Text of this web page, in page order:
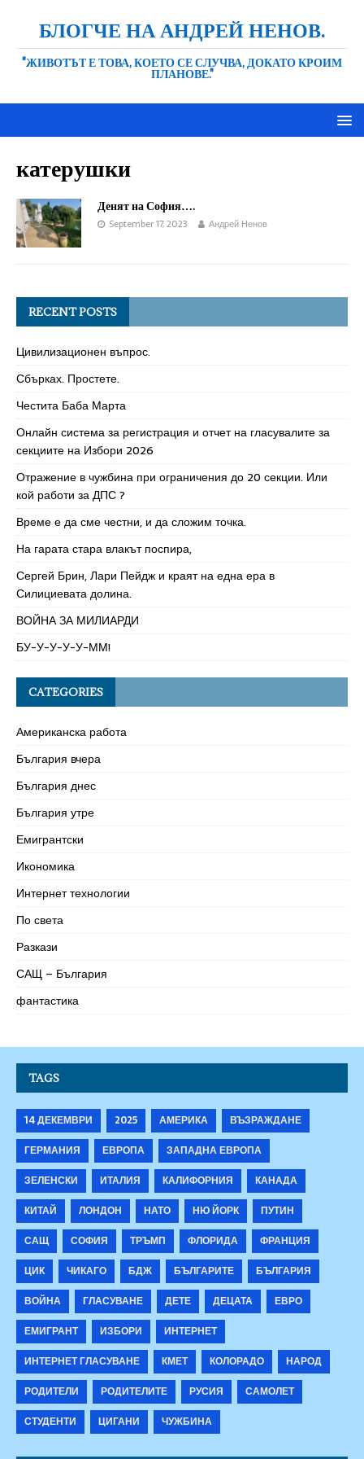
БЛОГЧЕ НА АНДРЕЙ НЕНОВ.
"ЖИВОТЪТ Е ТОВА, КОЕТО СЕ СЛУЧВА, ДОКАТО КРОИМ
ПЛАНОВЕ."
катерушки
Денят на София….
September 17, 2023 Андрей Ненов
RECENT POSTS
Цивилизационен въпрос.
Сбърках. Простете.
Честита Баба Марта
Онлайн система за регистрация и отчет на гласувалите за
секциите на Избори 2026
Отражение в чужбина при ограничения до 20 секции. Или
кой работи за ДПС ?
Време е да сме честни, и да сложим точка.
На гарата стара влакът поспира,
Сергей Брин, Лари Пейдж и краят на една ера в
Силициевата долина.
ВОЙНА ЗА МИЛИАРДИ
БУ-У-У-У-У-ММ!
CATEGORIES
Американска работа
България вчера
България днес
България утре
Емигрантски
Икономика
Интернет технологии
По света
Разкази
САЩ – България
фантастика
TAGS
14 ДЕКЕМВРИ 2025 АМЕРИКА
ВЪЗРАЖДАНЕ
ГЕРМАНИЯ
ЕВРОПА
ЗАПАДНА ЕВРОПА
ЗЕЛЕНСКИ
ИТАЛИЯ КАЛИФОРНИЯ
КАНАДА
КИТАЙ
ЛОНДОН НАТО НЮ ЙОРК
ПУТИН
САЩ
СОФИЯ ТРЪМП ФЛОРИДА
ФРАНЦИЯ
ЦИК
ЧИКАГО БДЖ БЪЛГАРИТЕ
БЪЛГАРИЯ
ВОЙНА
ГЛАСУВАНЕ ДЕТЕ ДЕЦАТА
ЕВРО
ЕМИГРАНТ
ИЗБОРИ
ИНТЕРНЕТ
ИНТЕРНЕТ ГЛАСУВАНЕ
КМЕТ КОЛОРАДО
НАРОД
РОДИТЕЛИ
РОДИТЕЛИТЕ РУСИЯ
САМОЛЕТ
СТУДЕНТИ
ЦИГАНИ ЧУЖБИНА